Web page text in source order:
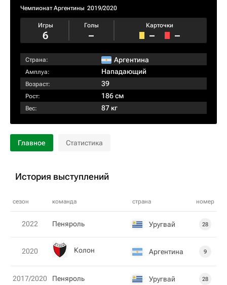
Чемпионат Аргентины 2019/2020
Игры
6
Голы
–
Карточки
– –
Страна: Аргентина
Амплуа: Нападающий
Возраст: 39
Рост: 186 см
Вес: 87 кг
Главное Статистика
История выступлений
сезон команда страна номер
2022 Пеняроль Уругвай 28
2020 Колон Аргентина 9
2017/2020 Пеняроль Уругвай 28